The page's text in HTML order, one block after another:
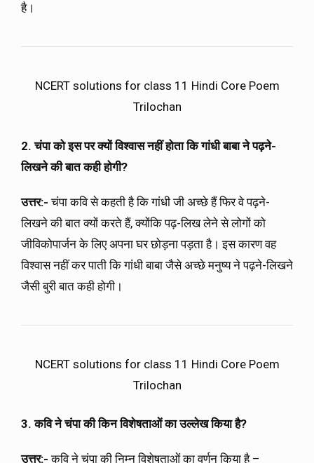
है।
NCERT solutions for class 11 Hindi Core Poem
Trilochan
2. चंपा को इस पर क्यों विश्वास नहीं होता कि गांधी बाबा ने पढ़ने-
लिखने की बात कही होगी?
उत्तर:- चंपा कवि से कहती है कि गांधी जी अच्छे हैं फिर वे पढ़ने-
लिखने की बात क्यों करते हैं, क्योंकि पढ़-लिख लेने से लोगों को
जीविकोपार्जन के लिए अपना घर छोड़ना पड़ता है। इस कारण वह
विश्वास नहीं कर पाती कि गांधी बाबा जैसे अच्छे मनुष्य ने पढ़ने-लिखने
जैसी बुरी बात कही होगी।
NCERT solutions for class 11 Hindi Core Poem
Trilochan
3. कवि ने चंपा की किन विशेषताओं का उल्लेख किया है?
उत्तर:- कवि ने चंपा की निम्न विशेषताओं का वर्णन किया है –